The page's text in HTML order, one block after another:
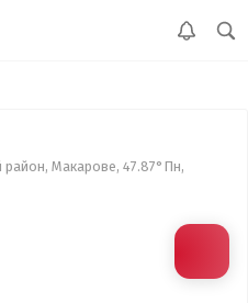
район, Макарове, 47.87°Пн,